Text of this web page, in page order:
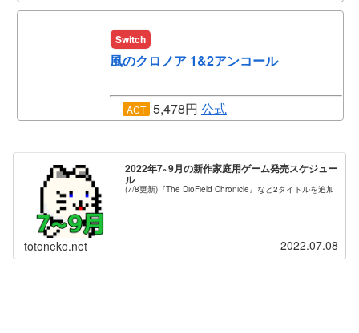
Switch
風のクロノア 1&2アンコール
ACT 5,478円 公式
2022年7~9月の新作家庭用ゲーム発売スケジュー
ル
(7/8更新)『The DioField Chronicle』など2タイトルを追加
totoneko.net 2022.07.08